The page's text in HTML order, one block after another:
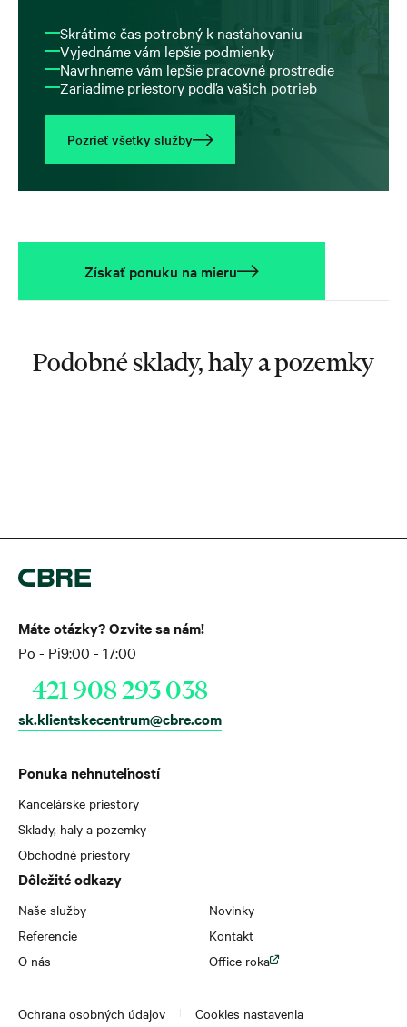
Skrátime čas potrebný k nasťahovaniu
Vyjednáme vám lepšie podmienky
Navrhneme vám lepšie pracovné prostredie
Zariadime priestory podľa vašich potrieb
Pozrieť všetky služby
Získať ponuku na mieru
Podobné sklady, haly a pozemky
Ponuka nehnuteľností
Kancelárske priestory
Sklady, haly a pozemky
Obchodné priestory
Dôležité odkazy
Naše služby
Referencie
O nás
Novinky
Kontakt
Office roka
Máte otázky? Ozvite sa nám!
Po - Pi9:00 - 17:00
+421 908 293 038
sk.klientskecentrum@cbre.com
Ochrana osobných údajov Cookies nastavenia